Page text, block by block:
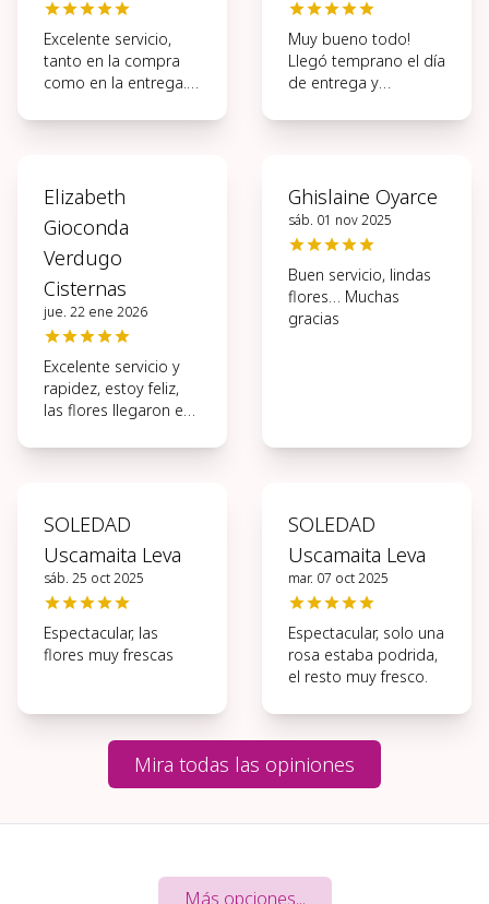
Excelente servicio,
tanto en la compra
como en la entrega.
proceso.
Muy bueno todo!
Llegó temprano el día
de entrega y
Elizabeth
Gioconda
Verdugo
Cisternas
jue. 22 ene 2026
Excelente servicio y
rapidez, estoy feliz,
las flores llegaron en
condiciones, muchas
Ghislaine Oyarce
sáb. 01 nov 2025
Buen servicio, lindas
flores… Muchas
gracias
SOLEDAD
Uscamaita Leva
sáb. 25 oct 2025
Espectacular, las
flores muy frescas
SOLEDAD
Uscamaita Leva
mar. 07 oct 2025
Espectacular, solo una
rosa estaba podrida,
el resto muy fresco.
Mira todas las opiniones
Más opciones...